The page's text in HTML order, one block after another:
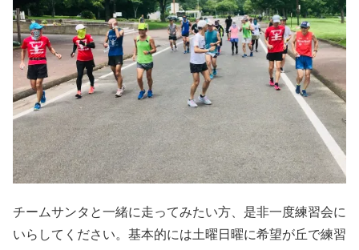
チームサンタと一緒に走ってみたい方、是非一度練習会に
いらしてください。基本的には土曜日曜に希望が丘で練習